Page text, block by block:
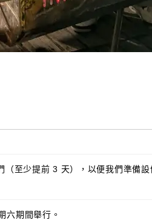
至少提前 3 天），以便我們準備設
六期間舉行。